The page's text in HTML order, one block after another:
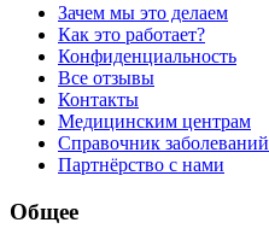
Зачем мы это делаем
Как это работает?
Конфиденциальность
Все отзывы
Контакты
Медицинским центрам
Справочник заболеваний
Партнёрство с нами
Общее